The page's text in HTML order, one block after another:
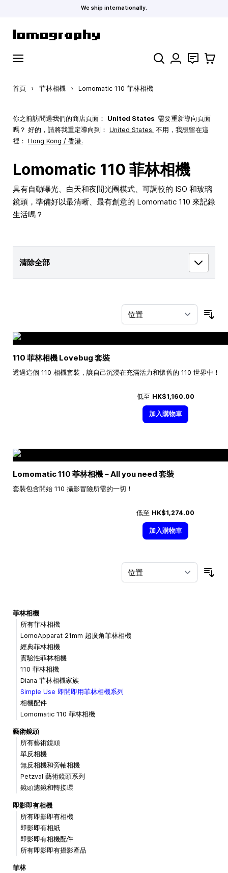
We ship internationally.
搜索 聯絡 購物車
首頁 › 菲林相機 › Lomomatic 110 菲林相機
你之前訪問過我們的商店頁面： United States. 需要重新導向頁面
嗎？ 好的，請將我重定導向到： United States. 不用，我想留在這
裡： Hong Kong / 香港.
Lomomatic 110 菲林相機
具有自動曝光、白天和夜間光圈模式、可調較的 ISO 和玻璃
鏡頭，準備好以最清晰、最有創意的 Lomomatic 110 來記錄
生活嗎？
清除全部
110 菲林相機 Lovebug 套裝
透過這個 110 相機套裝，讓自己沉浸在充滿活力和懷舊的 110 世界中！
低至 HK$1,160.00
加入購物車
Lomomatic 110 菲林相機－All you need 套裝
套裝包含開始 110 攝影冒險所需的一切！
低至 HK$1,274.00
加入購物車
菲林相機
所有菲林相機
LomoApparat 21mm 超廣角菲林相機
經典菲林相機
實驗性菲林相機
110 菲林相機
Diana 菲林相機家族
Simple Use 即開即用菲林相機系列
相機配件
Lomomatic 110 菲林相機
藝術鏡頭
所有藝術鏡頭
單反相機
無反相機和旁軸相機
Petzval 藝術鏡頭系列
鏡頭濾鏡和轉接環
即影即有相機
所有即影即有相機
即影即有相紙
即影即有相機配件
所有即影即有攝影產品
菲林